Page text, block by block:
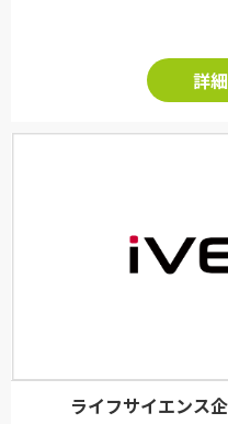
詳
ライフサイエンス